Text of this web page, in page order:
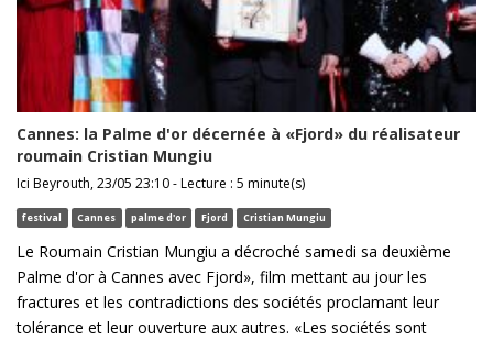
Cannes: la Palme d'or décernée à «Fjord» du réalisateur
roumain Cristian Mungiu
Ici Beyrouth, 23/05 23:10 - Lecture : 5 minute(s)
festival Cannes palme d'or Fjord Cristian Mungiu
Le Roumain Cristian Mungiu a décroché samedi sa deuxième
Palme d'or à Cannes avec Fjord», film mettant au jour les
fractures et les contradictions des sociétés proclamant leur
tolérance et leur ouverture aux autres. «Les sociétés sont